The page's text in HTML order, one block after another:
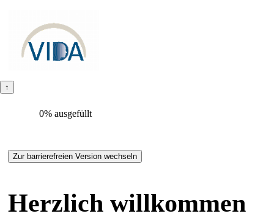
0% ausgefüllt
Herzlich willkommen